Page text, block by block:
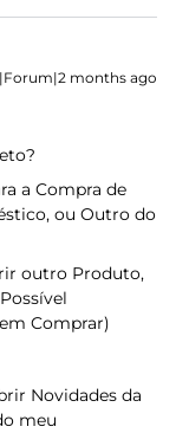
months ago
a Compra de
ou Outro do
outro Produto,
Comprar)
Novidades da
meu